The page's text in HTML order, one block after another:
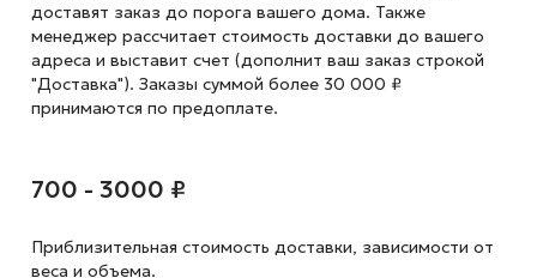
доставят заказ до порога вашего дома. Также
менеджер рассчитает стоимость доставки до вашего
адреса и выставит счет (дополнит ваш заказ строкой
"Доставка"). Заказы суммой более 30 000 ₽
принимаются по предоплате.
700 - 3000 ₽
Приблизительная стоимость доставки, зависимости от
веса и объема.